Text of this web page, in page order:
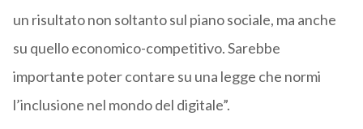
un risultato non soltanto sul piano sociale, ma anche
su quello economico-competitivo. Sarebbe
importante poter contare su una legge che normi
l’inclusione nel mondo del digitale”.